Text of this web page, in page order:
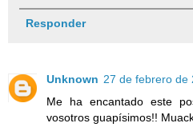
Responder
Unknown 27 de febrero de
Me ha encantado este
vosotros guapísimos!!